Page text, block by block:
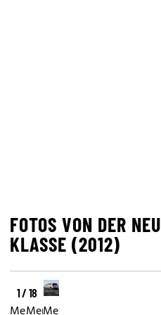
FOTOS VON DER
KLASSE (2012)
1 / 18